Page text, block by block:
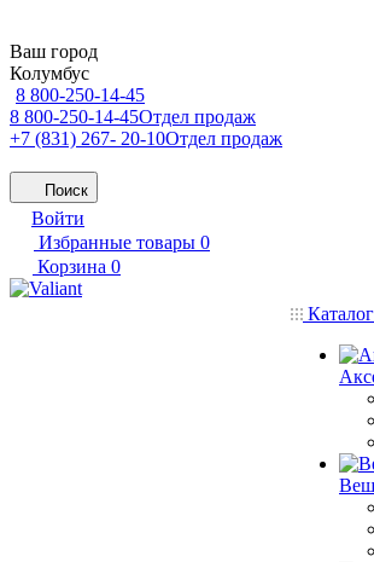
Ваш город
Колумбус
8 800-250-14-45
8 800-250-14-45Отдел продаж
+7 (831) 267- 20-10Отдел продаж
Поиск
Войти
Избранные товары 0
Корзина 0